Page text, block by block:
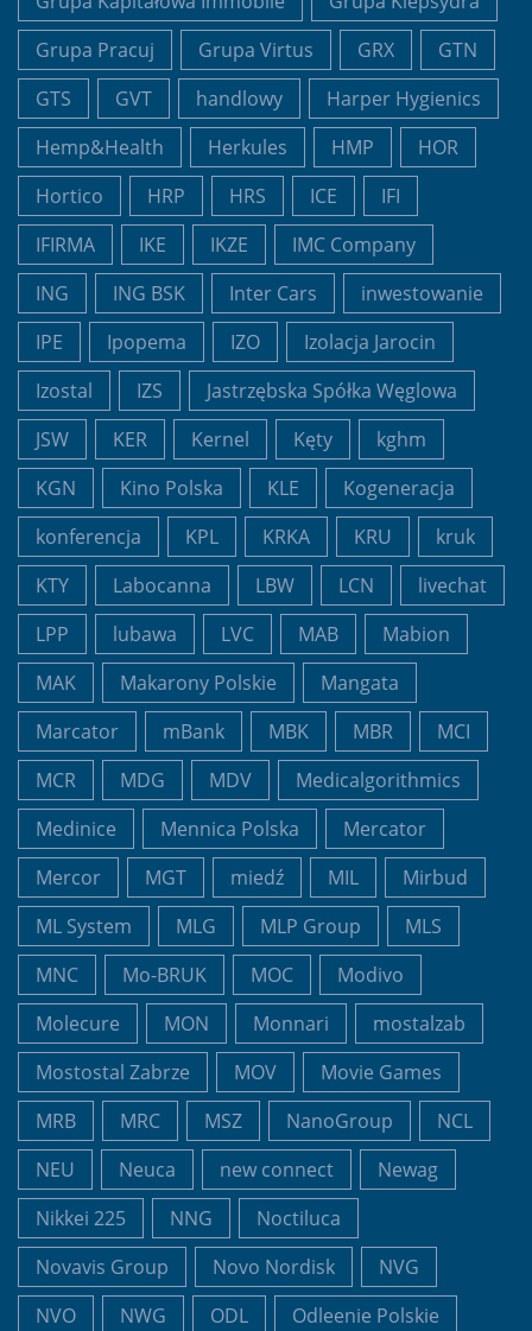
Grupa Pracuj
Grupa Virtus GRX
GTN
GTS
GVT handlowy
Harper Hygienics
Hemp&Health
Herkules HMP
HOR
Hortico
HRP HRS ICE
IFI
IFIRMA
IKE IKZE
IMC Company
ING
ING BSK Inter Cars
inwestowanie
IPE
Ipopema IZO
Izolacja Jarocin
Izostal
IZS
Jastrzębska Spółka Węglowa
JSW
KER Kernel Kęty
kghm
KGN
Kino Polska KLE
Kogeneracja
konferencja
KPL KRKA KRU
kruk
KTY
Labocanna LBW LCN
livechat
LPP
lubawa LVC MAB
Mabion
MAK
Makarony Polskie
Mangata
Marcator
mBank MBK MBR
MCI
MCR
MDG MDV
Medicalgorithmics
Medinice
Mennica Polska
Mercator
Mercor
MGT miedź MIL
Mirbud
ML System
MLG MLP Group
MLS
MNC
Mo-BRUK MOC
Modivo
Molecure
MON Monnari
mostalzab
Mostostal Zabrze
MOV
Movie Games
MRB
MRC MSZ NanoGroup
NCL
NEU
Neuca new connect
Newag
Nikkei 225
NNG
Noctiluca
Novavis Group
Novo Nordisk
NVG
NVO
NWG ODL
Odleenie Polskie